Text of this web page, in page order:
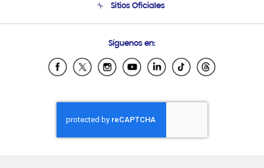
Soporte vía eMail
Sitios Oficiales
Samsung Ecuador
Samsung El Salvador
Samsung Honduras
Samsung Nicaragua
Samsung Panamá
Síguenos en: